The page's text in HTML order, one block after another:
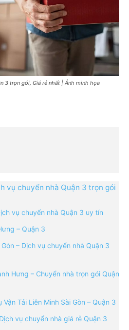
3 trọn gói, Giá rẻ nhất | Ảnh minh họa
vụ chuyển nhà Quận 3 trọn gói
vụ chuyển nhà Quận 3 uy tín
– Quận 3
– Dịch vụ chuyển nhà Quận 3
Hưng – Chuyển nhà trọn gói Quận
Tải Liên Minh Sài Gòn – Quận 3
vụ chuyển nhà giá rẻ Quận 3